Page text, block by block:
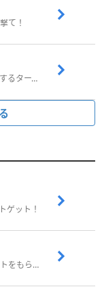
て！
武器の『アビリティ』と『戦神』を駆使するターン制コマンドバトルRPG！
ゲット！
歩いてポイ活！日常生活でお得にポイントをもらおう